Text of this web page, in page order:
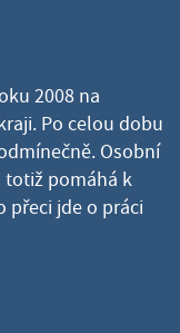
2008 na
Po celou dobu
Osobní
pomáhá k
přeci jde o práci